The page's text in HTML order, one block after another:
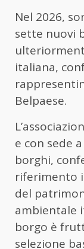
Nel 2026,
sette nuovi
italiana,
Belpaese.
e con sede
borghi,
riferimento
del
ambientale
borgo è
selezione